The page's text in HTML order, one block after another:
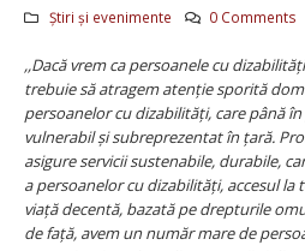
Știri și evenimente 0 Comments
,,Dacă vrem ca persoanele cu
trebuie să atragem atenție sporită
persoanelor cu dizabilități, care până
vulnerabil și subreprezentat în țară.
asigure servicii sustenabile, durabile,
a persoanelor cu dizabilități, accesul la
viață decentă, bazată pe drepturile
de față, avem un număr mare de